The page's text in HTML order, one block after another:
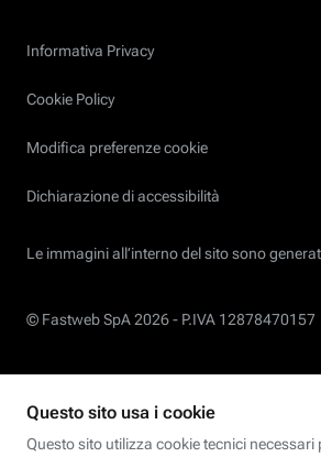
Informativa Privacy
Cookie Policy
Modifica preferenze cookie
Dichiarazione di accessibilità
Le immagini all’interno del sito sono
© Fastweb SpA 2026 - P.IVA 12878470157